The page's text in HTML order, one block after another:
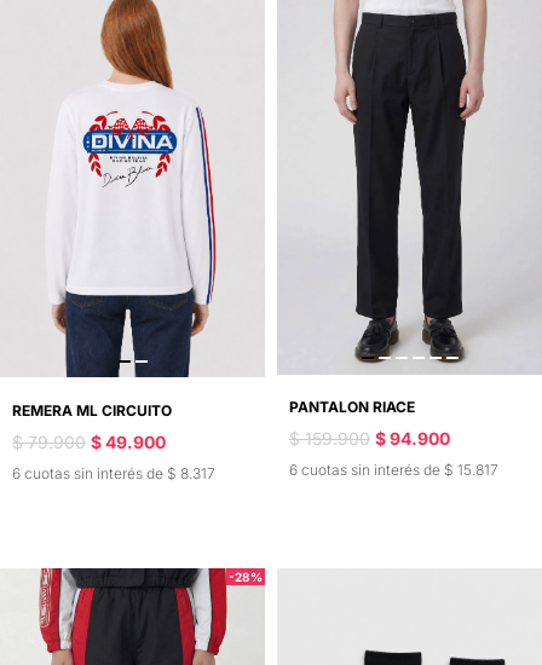
REMERA ML CIRCUITO
$ 79.900 $ 49.900
6 cuotas sin interés de $ 8.317
PANTALON RIACE
$ 159.900 $ 94.900
6 cuotas sin interés de $ 15.817
-28%